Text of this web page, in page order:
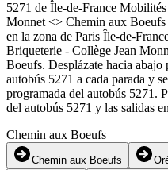
5271 de Île-de-France
Monnet <> Chemin aux Boeufs
en la zona de Paris Île-de-
Briqueterie - Collège Jean
Boeufs. Desplázate hacia abajo
autobús 5271 a cada parada y
programada del autobús 5271.
del autobús 5271 y las salidas
Chemin aux Boeufs
Chemin aux Boeufs